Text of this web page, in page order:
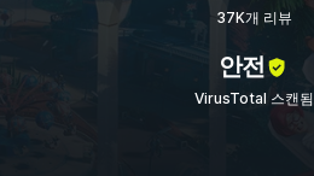
37K개 리뷰
안전
VirusTotal 스캔됨